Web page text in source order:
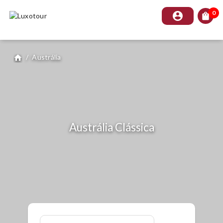
account_circle shopping_bag 0
home / Austrália
Austrália Clássica